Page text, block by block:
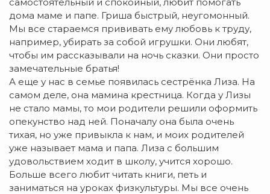
дома маме и папе. Гриша быстрый, неугомонный.
Мы все стараемся прививать ему любовь к труду,
например, убирать за собой игрушки. Они любят,
чтобы им рассказывали на ночь сказки. Они просто
замечательные братья!
А еще у нас в семье появилась сестрёнка Лиза. На
самом деле, она мамина крестница. Когда у Лизы
не стало мамы, то мои родители решили оформить
опекунство над ней. Поначалу она была очень
тихая, но уже привыкла к нам, и моих родителей
уже называет мама и папа. Лиза с большим
удовольствием ходит в школу, учится хорошо.
Больше всего любит читать книги, петь и
заниматься на уроках физкультуры. Мы все очень